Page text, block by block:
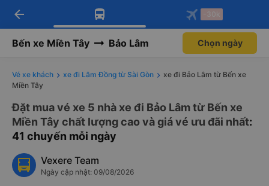
Tải app Vexere ngay!
Nhận ưu đãi thành viên độc
Mở app
Tải app Vexere
-30k/ghế khi đặt vé máy bay qua
Mở app
arrow_back -30k
Bến xe Miền Tây Bảo Lâm Chọn ngày
Vé xe khách xe đi Lâm Đồng từ Sài Gòn
xe đi Bảo Lâm từ Bến xe
Miền Tây
Đặt mua vé xe 5 nhà xe đi Bảo Lâm từ Bến xe
Miền Tây chất lượng cao và giá vé ưu đãi nhất:
41 chuyến mỗi ngày
Vexere Team
Ngày cập nhật: 09/08/2026